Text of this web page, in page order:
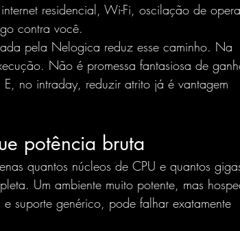
residencial, Wi-Fi, oscilação de
contra você.
pela Nelogica reduz esse caminho. Na
Não é promessa fantasiosa de
no intraday, reduzir atrito já é vantagem
potência bruta
quantos núcleos de CPU e quantos
Um ambiente muito potente, mas
suporte genérico, pode falhar exatamente